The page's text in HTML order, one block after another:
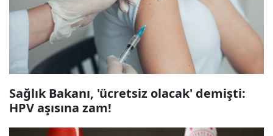
Sağlık Bakanı, 'ücretsiz olacak' demişti:
HPV aşısına zam!